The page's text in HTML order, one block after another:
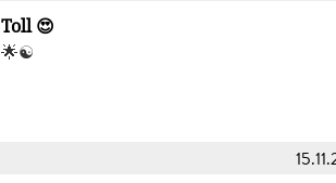
Toll 😍
🌟☯️